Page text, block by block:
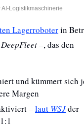
Logistikmaschinerie
Lagerroboter in
DeepFleet –, das den
und kümmert sich
Margen
– laut WSJ der